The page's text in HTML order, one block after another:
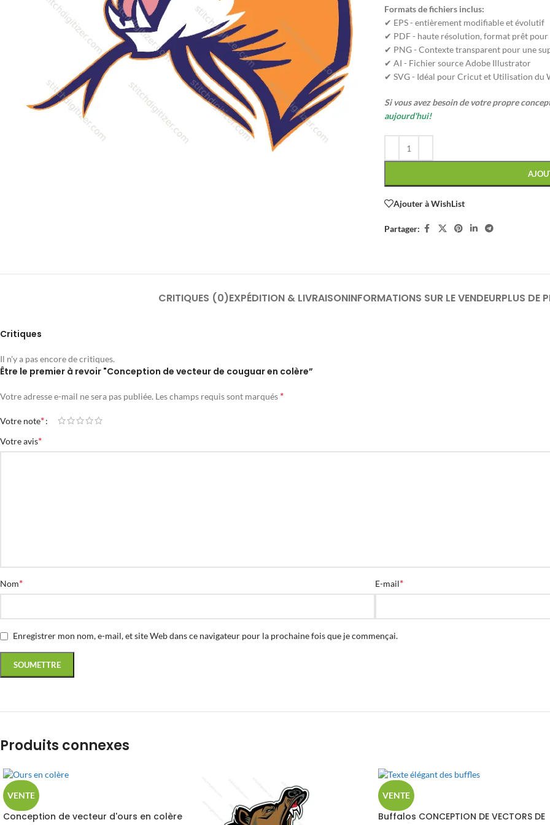
Formats de fichiers inclus:
✔ EPS - entièrement modifiable et évolutif
✔ PDF - haute résolution, format prêt
✔ PNG - Contexte transparent pour une
✔ AI - Fichier source Adobe Illustrator
✔ SVG - Idéal pour Cricut et Utilisation du
Si vous avez besoin de votre propre
aujourd'hui!
Ajouter à WishList
Partager:
CRITIQUES (0)EXPÉDITION & LIVRAISONINFORMATIONS SUR LE VENDEURPLUS DE
Critiques
Il n'y a pas encore de critiques.
Être le premier à revoir "Conception de vecteur de couguar en colère”
Votre adresse e-mail ne sera pas publiée. Les champs requis sont marqués *
Votre note*
Votre avis*
Nom* E-mail*
Enregistrer mon nom, e-mail, et site Web dans ce navigateur pour la prochaine fois que je commençai.
Produits connexes
VENTE
Conception de vecteur d'ours en colère
VENTE
Buffalos CONCEPTION DE VECTORS DE